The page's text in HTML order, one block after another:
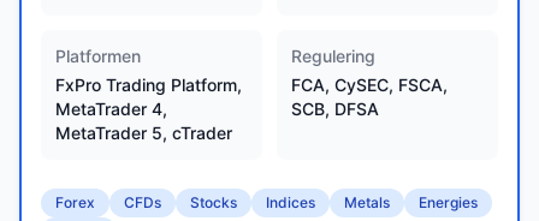
Platformen
FxPro Trading Platform,
MetaTrader 4,
MetaTrader 5, cTrader
Regulering
FCA, CySEC, FSCA,
SCB, DFSA
Forex CFDs Stocks Indices Metals
Energies